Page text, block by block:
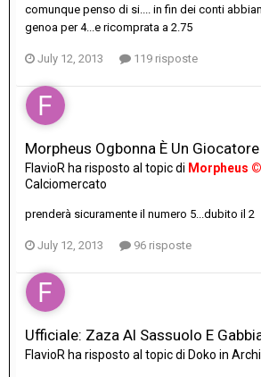
comunque penso di si.... in fin dei conti
genoa per 4...e ricomprata a 2.75
July 12, 2013 119 risposte
Morpheus Ogbonna È Un
FlavioR ha risposto al topic di Morpheus ©
Calciomercato
prenderà sicuramente il numero 5...dubito il 2
July 12, 2013 96 risposte
Ufficiale: Zaza Al Sassuolo E
FlavioR ha risposto al topic di Doko in